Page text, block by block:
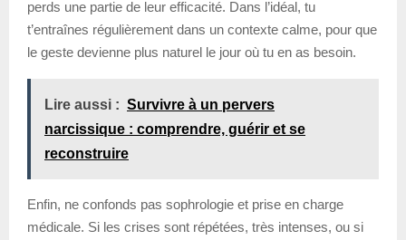
perds une partie de leur efficacité. Dans l’idéal, tu
t’entraînes régulièrement dans un contexte calme, pour que
le geste devienne plus naturel le jour où tu en as besoin.
Lire aussi : Survivre à un pervers
narcissique : comprendre, guérir et se
reconstruire
Enfin, ne confonds pas sophrologie et prise en charge
médicale. Si les crises sont répétées, très intenses, ou si